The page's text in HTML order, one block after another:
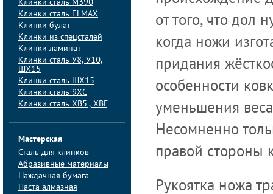
Клинки сталь M390
Клинки сталь ELMAX
Клинки булат
Клинки из спецсталей
Клинки ламинат
Клинки сталь У8, У10,
ШХ15
Клинки сталь ШХ15
Клинки сталь 9ХС
Клинки сталь ХВ5 , ХВГ
Мастерская
Сталь для клинков
Абразивные материалы
Наждачная бумага
Паста алмазная
от того, что дол
когда ножи
придания
особенности
уменьшения
Несомненно
правой стороны
Рукоятка ножа